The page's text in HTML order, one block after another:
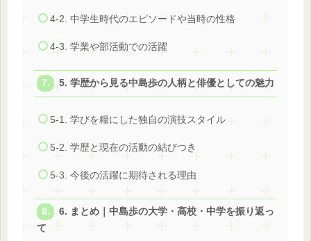
4-2. 中学生時代のエピソードや当時の性格
4-3. 学業や部活動での活躍
5. 学歴から見る中島歩の人柄と俳優としての魅力
5-1. 学びを糧にした独自の演技スタイル
5-2. 学歴と現在の活動の結びつき
5-3. 今後の活躍に期待される理由
6. まとめ｜中島歩の大学・高校・中学を振り返っ
て